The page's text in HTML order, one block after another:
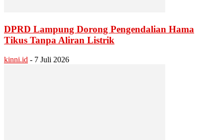
DPRD Lampung Dorong Pengendalian Hama
Tikus Tanpa Aliran Listrik
kinni.id - 7 Juli 2026